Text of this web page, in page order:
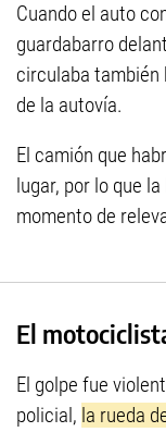
Cuando el auto
guardabarro
circulaba también
de la autovía.
El camión que
lugar, por lo que
momento de
El
El golpe fue
policial, la rueda